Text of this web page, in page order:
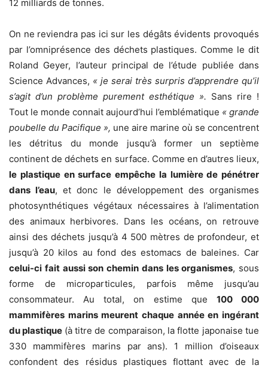
12 milliards de tonnes.
On ne reviendra pas ici sur les dégâts évidents provoqués
par l’omniprésence des déchets plastiques. Comme le dit
Roland Geyer, l’auteur principal de l’étude publiée dans
Science Advances, « je serai très surpris d’apprendre qu’il
s’agit d’un problème purement esthétique ». Sans rire !
Tout le monde connait aujourd’hui l’emblématique « grande
poubelle du Pacifique », une aire marine où se concentrent
les détritus du monde jusqu’à former un septième
continent de déchets en surface. Comme en d’autres lieux,
le plastique en surface empêche la lumière de pénétrer
dans l’eau, et donc le développement des organismes
photosynthétiques végétaux nécessaires à l’alimentation
des animaux herbivores. Dans les océans, on retrouve
ainsi des déchets jusqu’à 4 500 mètres de profondeur, et
jusqu’à 20 kilos au fond des estomacs de baleines. Car
celui-ci fait aussi son chemin dans les organismes, sous
forme de microparticules, parfois même jusqu’au
consommateur. Au total, on estime que 100 000
mammifères marins meurent chaque année en ingérant
du plastique (à titre de comparaison, la flotte japonaise tue
330 mammifères marins par ans). 1 million d’oiseaux
confondent des résidus plastiques flottant avec de la